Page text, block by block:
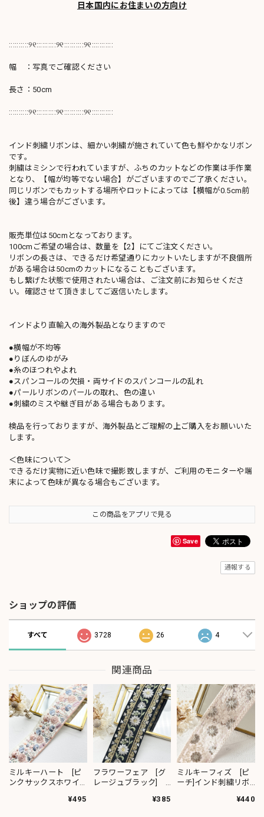
日本国内にお住まいの方向け
::::::::::୨୧::::::::::୨୧::::::::::୨୧:::::::::::
幅 ：写真でご確認ください
長さ：50cm
::::::::::୨୧::::::::::୨୧::::::::::୨୧:::::::::::
インド刺繍リボンは、細かい刺繍が施されていて色も鮮やかなリボン
です。
刺繍はミシンで行われていますが、ふちのカットなどの作業は手作業
となり、【幅が均等でない場合】がございますのでご了承ください。
同じリボンでもカットする場所やロットによっては【横幅が0.5cm前
後】違う場合がございます。
販売単位は50cmとなっております。
100cmご希望の場合は、数量を【2】にてご注文ください。
リボンの長さは、できるだけ希望通りにカットいたしますが不良個所
がある場合は50cmのカットになることもございます。
もし繋げた状態で使用されたい場合は、ご注文前にお知らせくださ
い。確認させて頂きましてご返信いたします。
インドより直輸入の海外製品となりますので
●横幅が不均等
●りぼんのゆがみ
●糸のほつれやよれ
●スパンコールの欠損・両サイドのスパンコールの乱れ
●パールリボンのパールの取れ、色の違い
●刺繍のミスや継ぎ目がある場合もあります。
検品を行っておりますが、海外製品とご理解の上ご購入をお願いいた
します。
＜色味について＞
できるだけ実物に近い色味で撮影致しますが、ご利用のモニターや端
末によって色味が異なる場合もございます。
この商品をアプリで見る
Save
通報する
ショップの評価
すべて 3728 26 4
関連商品
ミルキーハート [ピ
ンクサックスホワイ
¥495
フラワーフェア [グ
レージュブラック]
¥385
ミルキーフィズ [ピ
ーチ]インド刺繍リボ
¥440